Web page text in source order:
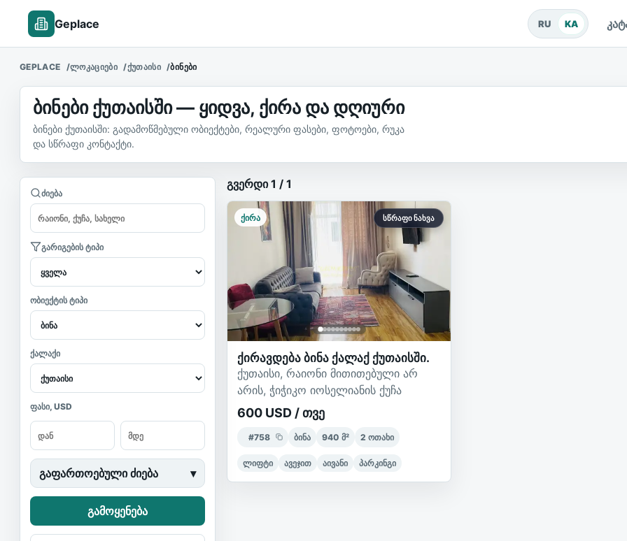
Geplace RU KA
GEPLACE ᲚᲝᲙᲐᲪᲘᲔᲑᲘ ᲥᲣᲗᲐᲘᲡᲘ ᲑᲘᲜᲔᲑᲘ
ბინები ქუთაისში — ყიდვა, ქირა და დღიური
ბინები ქუთაისში: გადამოწმებული ობიექტები, რეალური ფასები, ფოტოები, რუკა
და სწრაფი კონტაქტი.
ძიება
გარიგების ტიპი
ობიექტის ტიპი
ქალაქი
ფასი, USD
გაფართოებული ძიება ▾
გამოყენება
უძრავი ქონების ობიექტები
გვერდი 1 / 1
ქირა სწრაფი ნახვა
ქირავდება ბინა ქალაქ ქუთაისში.
ქუთაისი, რაიონი მითითებული არ
არის, ჭიჭიკო იოსელიანის ქუჩა
600 USD / თვე
#758 ბინა 940 მ² 2 ოთახი
ლიფტი ავეჯით აივანი პარკინგი